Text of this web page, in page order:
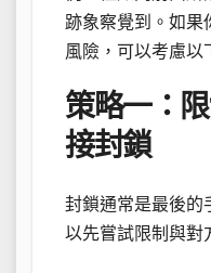
跡象察覺到。如果
風險，可以考慮以
策略一：
接封鎖
封鎖通常是最後的
以先嘗試限制與對